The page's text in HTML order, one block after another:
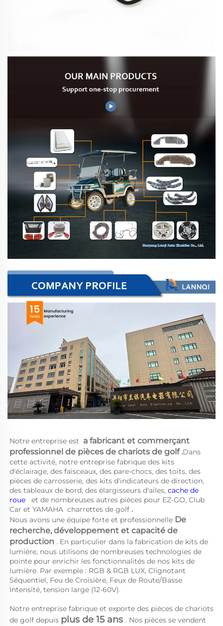
Notre entreprise est a fabricant et commerçant
professionnel de pièces de chariots de golf .Dans
cette activité, notre entreprise fabrique des kits
d'éclairage, des faisceaux, des pare-chocs, des toits, des
pièces de carrosserie, des kits d'indicateurs de direction,
des tableaux de bord, des élargisseurs d'ailes, cache de
roue et de nombreuses autres pièces pour EZ-GO, Club
Car et YAMAHA charrettes de golf .
Nous avons une équipe forte et professionnelle De
recherche, développement et capacité de
production . En particulier dans la fabrication de kits de
lumière, nous utilisons de nombreuses technologies de
pointe pour enrichir les fonctionnalités de nos kits de
lumière. Par exemple : RGB & RGB LUX, Clignotant
Séquentiel, Feu de Croisière, Feux de Route/Basse
Intensité, tension large (12-60V).
Notre entreprise fabrique et exporte des pièces de chariots
de golf depuis plus de 15 ans . Nos pièces se vendent